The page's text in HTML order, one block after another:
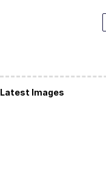
Latest Images